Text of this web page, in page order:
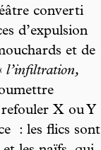
converti
d’expulsion
et de
l’infiltration,
X ou Y
: les flics sont